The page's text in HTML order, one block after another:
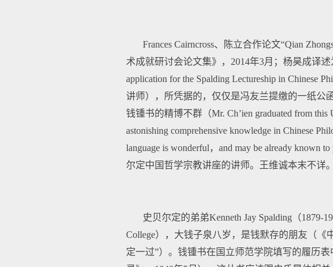
Frances Cairncross、陈立合作论文“Qian
术成就研讨会论文集》，2014年3月；杨昊成译
application for the Spalding Lectureship in
讲师），所凭据的，仅仅是冯友兰提缴的一纸公
钱锺书的精博不群（Mr. Ch’ien graduated from this
astonishing comprehensive knowledge in Chinese
language is wonderful，and may be already
尔定中国哲学宗教讲座的讲师。王维诚本末不详
史贝尔定的弟弟Kenneth Jay Spalding（1879-
College），大钱子泉八岁，是钱默存的朋友（《
定一过”）。钱锺书在国立师范学院填写的履历